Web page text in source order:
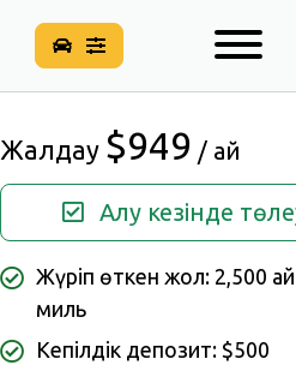
Жалдау $949 / ай
Алу кезінде
Жүріп өткен жол: 2,500
миль
Кепілдік депозит: $500